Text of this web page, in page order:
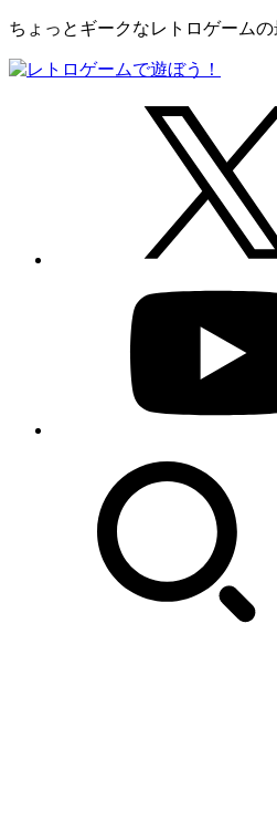
ちょっとギークなレトロゲームの